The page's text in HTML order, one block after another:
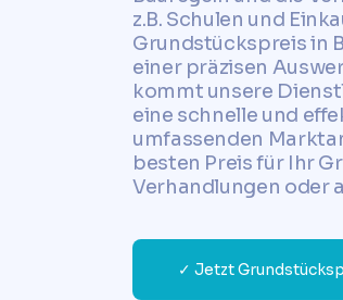
z.B. Schulen und
Grundstückspreis in
einer präzisen
kommt unsere
eine schnelle und
umfassenden
besten Preis für Ihr
Verhandlungen oder
✓ Jetzt